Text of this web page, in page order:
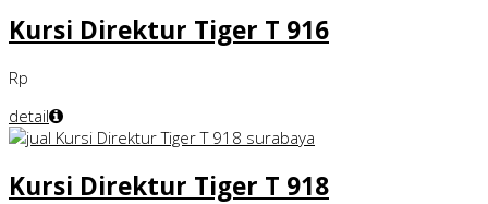
Kursi Direktur Tiger T 916
Rp
detail
Kursi Direktur Tiger T 918